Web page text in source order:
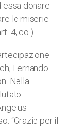
essa donare
le miserie
4, co.).
Fernando
Nella
“Grazie per il